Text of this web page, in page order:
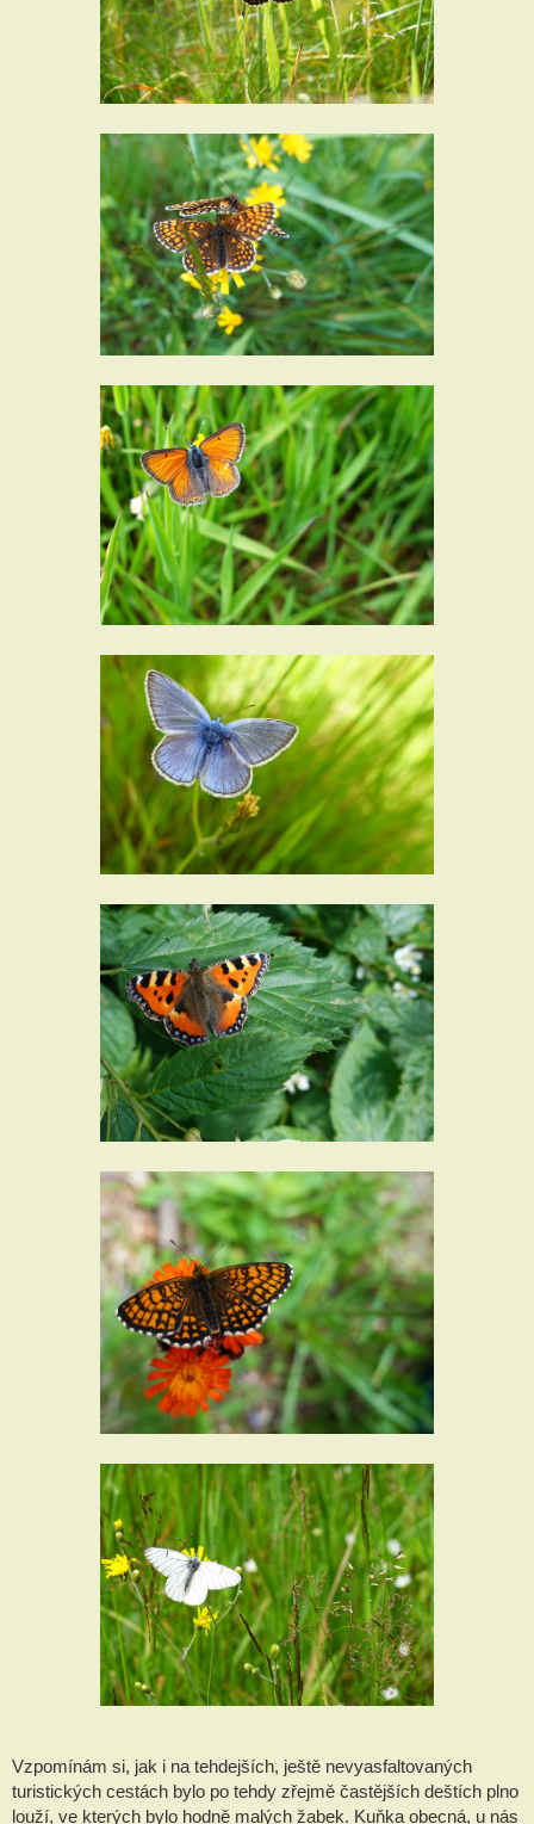
Vzpomínám si, jak i na tehdejších, ještě nevyasfaltovaných
turistických cestách bylo po tehdy zřejmě častějších deštích plno
louží, ve kterých bylo hodně malých žabek. Kuňka obecná, u nás